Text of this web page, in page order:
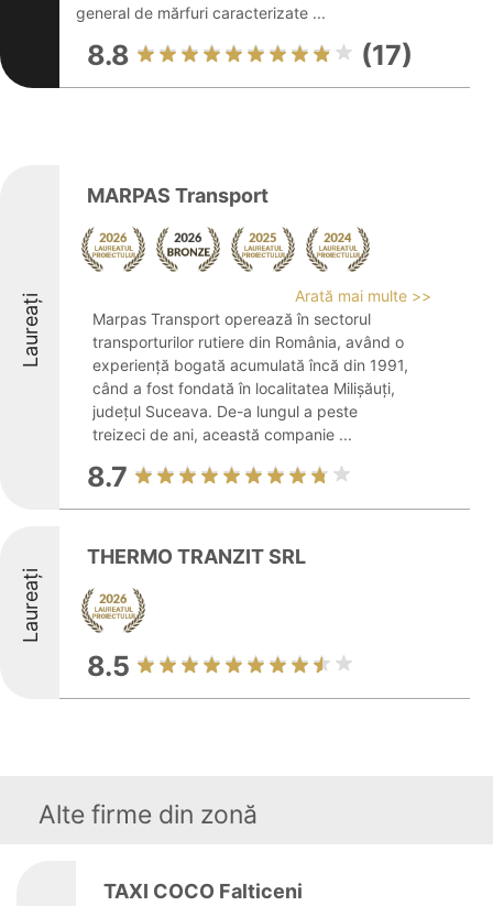
general de mărfuri caracterizate ...
8.8 (17)
Laureați
MARPAS Transport
Arată mai multe >>
Marpas Transport operează în sectorul
transporturilor rutiere din România, având o
experiență bogată acumulată încă din 1991,
când a fost fondată în localitatea Milișăuți,
județul Suceava. De-a lungul a peste
treizeci de ani, această companie ...
8.7
Laureați
THERMO TRANZIT SRL
8.5
Alte firme din zonă
TAXI COCO Falticeni